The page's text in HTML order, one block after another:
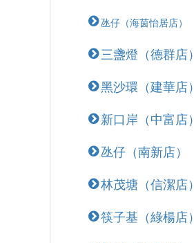
氹仔（海茵怡居店）
三盞燈（德群店）
黑沙環（建華店）
新口岸（中富店）
氹仔（南新店）
林茂塘（信潔店）
筷子基（綠楊店）